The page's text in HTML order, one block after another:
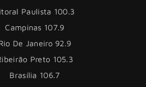
Paulista 100.3
Campinas 107.9
De Janeiro 92.9
Preto 105.3
Brasília 106.7